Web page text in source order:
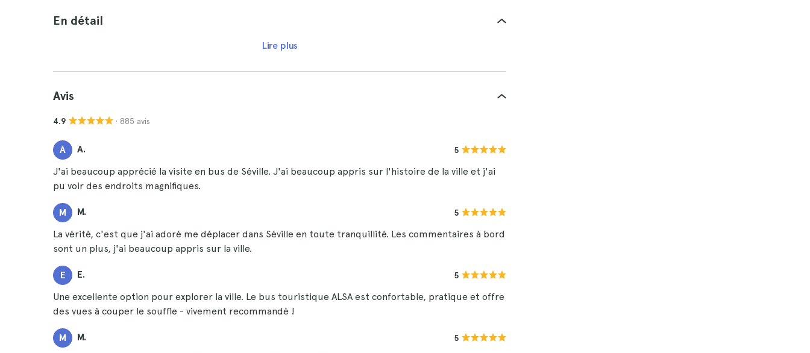
En détail
Lire plus
Avis
4.9 · 885 avis
A A. 5
J'ai beaucoup apprécié la visite en bus de Séville. J'ai beaucoup appris sur l'histoire de la ville et j'ai
pu voir des endroits magnifiques.
M M. 5
La vérité, c'est que j'ai adoré me déplacer dans Séville en toute tranquillité. Les commentaires à bord
sont un plus, j'ai beaucoup appris sur la ville.
E E. 5
Une excellente option pour explorer la ville. Le bus touristique ALSA est confortable, pratique et offre
des vues à couper le souffle - vivement recommandé !
M M. 5